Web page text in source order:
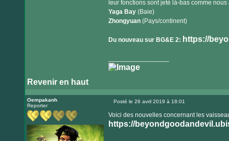
leur fonctions sont jeté là-bas comme
Yaga Bay(Baie)
Zhongyuan(Pays/continent)
Du nouveau sur BG&E 2: https://
Revenir en haut
Oempakanh
Reporter
Posté le 26 avril 2019 à 18:01
Voici des nouvelles concernant les
https://